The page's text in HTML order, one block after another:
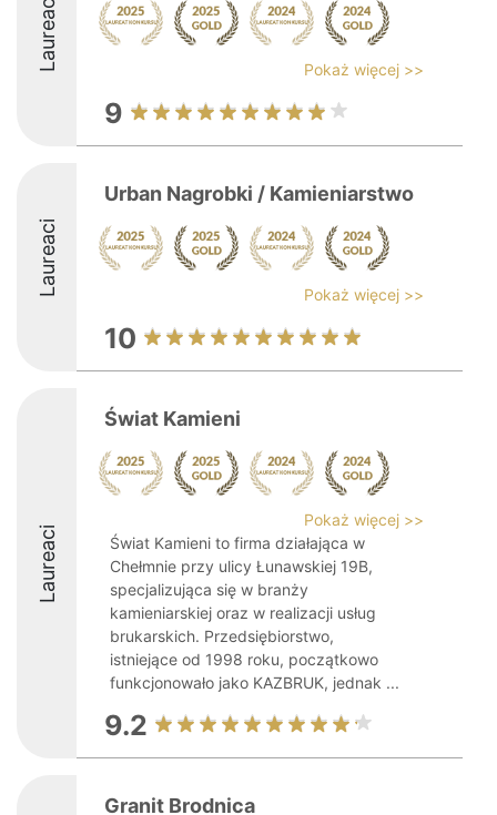
Laureaci Pokaż więcej >>
9
Laureaci
Urban Nagrobki / Kamieniarstwo
Pokaż więcej >>
10
Laureaci
Świat Kamieni
Pokaż więcej >>
Świat Kamieni to firma działająca w
Chełmnie przy ulicy Łunawskiej 19B,
specjalizująca się w branży
kamieniarskiej oraz w realizacji usług
brukarskich. Przedsiębiorstwo,
istniejące od 1998 roku, początkowo
funkcjonowało jako KAZBRUK, jednak ...
9.2
Granit Brodnica